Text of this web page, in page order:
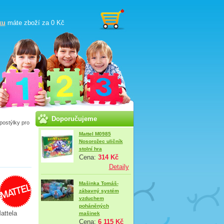
máte zboží za 0 Kč
pro Doporučujeme
Mattel M0985
Nosorožec uličník
stolní hra
Cena: 314 Kč
Detaily
Mašinka Tomáš-
zábavný systém
vzduchem
poháněných
mašinek
Cena: 6 115 Kč